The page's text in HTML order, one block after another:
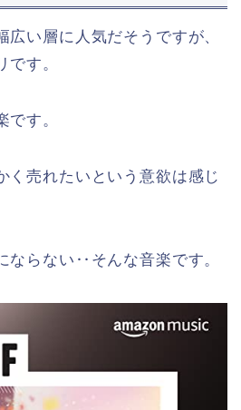
広い層に人気だそうですが、
です。
です。
く売れたいという意欲は感じ
ならない‥そんな音楽です。